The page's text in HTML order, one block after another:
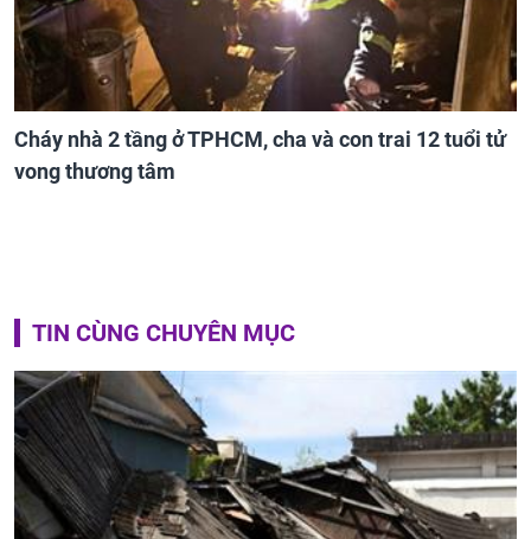
Cháy nhà 2 tầng ở TPHCM, cha và con trai 12 tuổi tử
vong thương tâm
TIN CÙNG CHUYÊN MỤC